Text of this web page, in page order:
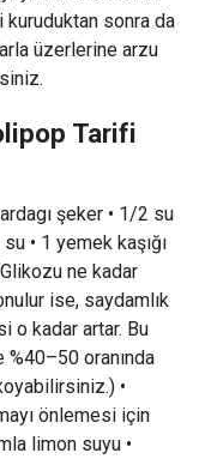
kuruduktan sonra da
üzerlerine arzu
Tarifi
şeker • 1/2 su
• 1 yemek kaşığı
ne kadar
ise, saydamlık
o kadar artar. Bu
%40–50 oranında
•
önlemesi için
limon suyu •